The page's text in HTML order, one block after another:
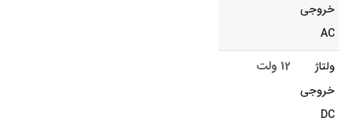
خروجی
AC
ولتاژ
خروجی
DC
12 ولت